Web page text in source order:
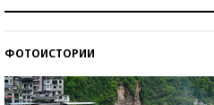
ФОТОИСТОРИИ